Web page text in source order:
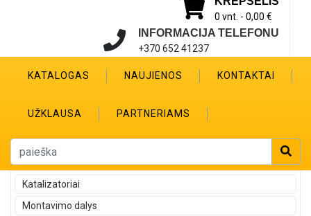
0 vnt. - 0,00 €
INFORMACIJA TELEFONU
+370 652 41237
KATALOGAS NAUJIENOS KONTAKTAI
UŽKLAUSA PARTNERIAMS
Katalizatoriai
Montavimo dalys